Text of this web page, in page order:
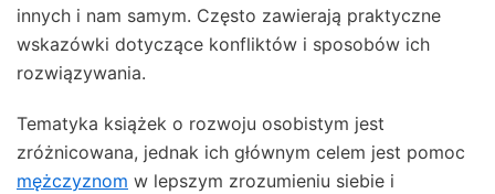
innych i nam samym. Często zawierają praktyczne
wskazówki dotyczące konfliktów i sposobów ich
rozwiązywania.
Tematyka książek o rozwoju osobistym jest
zróżnicowana, jednak ich głównym celem jest pomoc
mężczyznom w lepszym zrozumieniu siebie i